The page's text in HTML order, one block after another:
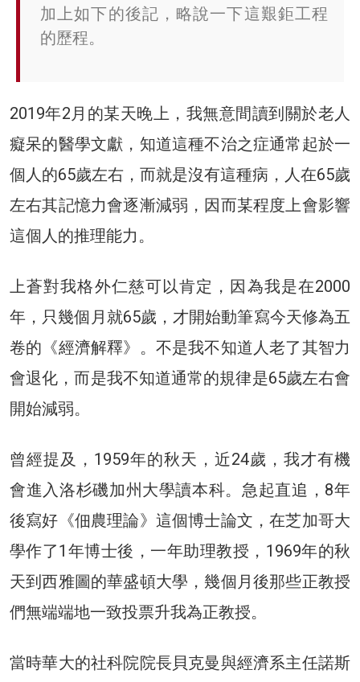
加上如下的後記，略說一下這艱鉅工程
的歷程。
2019年2月的某天晚上，我無意間讀到關於老人
癡呆的醫學文獻，知道這種不治之症通常起於一
個人的65歲左右，而就是沒有這種病，人在65歲
左右其記憶力會逐漸減弱，因而某程度上會影響
這個人的推理能力。
上蒼對我格外仁慈可以肯定，因為我是在2000
年，只幾個月就65歲，才開始動筆寫今天修為五
卷的《經濟解釋》。不是我不知道人老了其智力
會退化，而是我不知道通常的規律是65歲左右會
開始減弱。
曾經提及，1959年的秋天，近24歲，我才有機
會進入洛杉磯加州大學讀本科。急起直追，8年
後寫好《佃農理論》這個博士論文，在芝加哥大
學作了1年博士後，一年助理教授，1969年的秋
天到西雅圖的華盛頓大學，幾個月後那些正教授
們無端端地一致投票升我為正教授。
當時華大的社科院院長貝克曼與經濟系主任諾斯